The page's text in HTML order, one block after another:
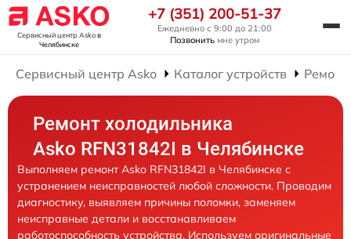
Сервисный центр Askoв
Челябинске
+7 (351) 200-51-37
Ежедневно с 9:00 до 21:00
Позвонить мне утром
Сервисный центр Asko Каталог устройств
Ремонт холодильника
Asko RFN31842I в Челябинске
Выполняем ремонт Asko RFN31842I в Челябинске с
устранением неисправностей любой сложности. Проводим
диагностику, выявляем причины поломки, заменяем
неисправные детали и восстанавливаем
работоспособность устройства. Используем оригинальные